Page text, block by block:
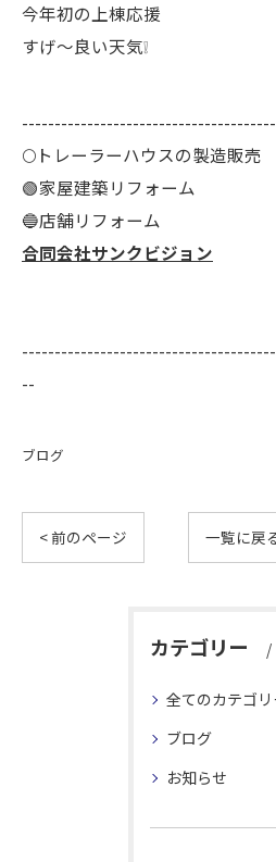
今年初の上棟応援
すげ～良い天気❕
🌕️トレーラーハウスの製造販売
🟢家屋建築リフォーム
🔵店舗リフォーム
合同会社サンクビジョン
--
ブログ
< 前のページ 一覧に戻
カテゴリー
全てのカテゴリ
ブログ
お知らせ